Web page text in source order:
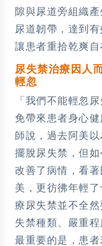
隙與尿道旁組織
尿道韌帶，達到
讓患者重拾乾爽自
尿失禁治療因人
輕忽
「我們不能輕忽
免帶來患者身心
師說，過去阿美
擺脫尿失禁，但
改善了病情，看
美，更彷彿年輕
療尿失禁並不全
失禁種類、嚴重程
最重要的是，患